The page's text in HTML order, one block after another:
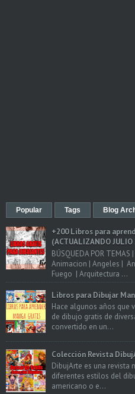
Popular Tags Blog
+200 Libros para
(ACTUALIZANDO JULIO
BÚSQUEDA POR
Animacion | Angeles |
Fuego | Arquitectura ...
Libros para Dibujar
Hace algunos años que
de dibujo gratis de
convertido en un...
Colección Revista
DibujArte es una revista
diferentes estilos del
americano o e...